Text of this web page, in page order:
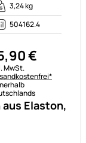
Elaston,
3,24 kg
504162.4
,90€
MwSt.